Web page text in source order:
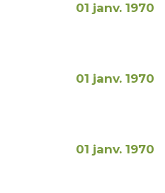
01 janv. 1970
01 janv. 1970
01 janv. 1970